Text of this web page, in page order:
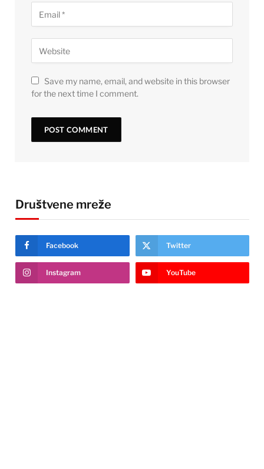
Save my name, email, and website in this browser
for the next time I comment.
Društvene mreže
Facebook Twitter
Instagram YouTube